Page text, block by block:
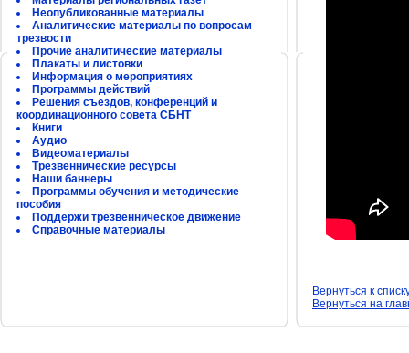
Неопубликованные материалы
Аналитические материалы по вопросам
трезвости
Прочие аналитические материалы
Плакаты и листовки
Информация о мероприятиях
Программы действий
Решения съездов, конференций и
координационного совета СБНТ
Книги
Аудио
Видеоматериалы
Трезвеннические ресурсы
Наши баннеры
Программы обучения и методические
пособия
Поддержи трезвенническое движение
Справочные материалы
Вернуться к
Вернуться на